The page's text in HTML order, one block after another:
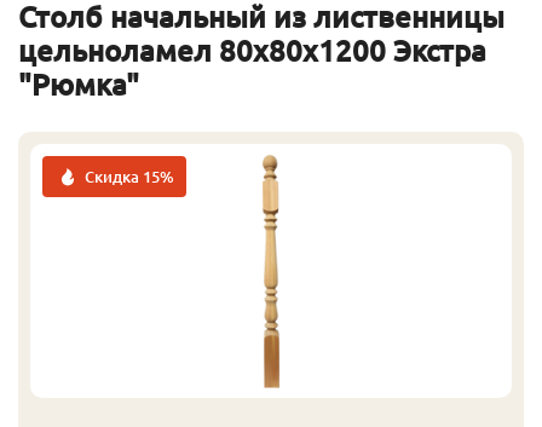
Столб начальный из лиственницы
цельноламел 80х80х1200 Экстра
"Рюмка"
Скидка 15%